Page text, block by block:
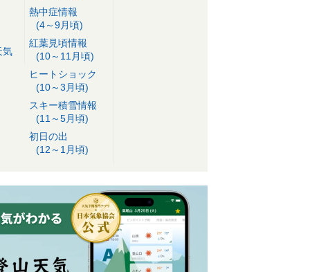
気
熱中症情報
(4～9月頃)
紅葉見頃情報
(10～11月頃)
ヒートショック
(10～3月頃)
スキー積雪情報
(11～5月頃)
初日の出
(12～1月頃)